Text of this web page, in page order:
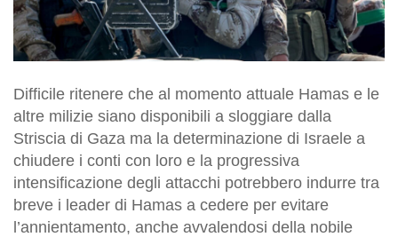
Difficile ritenere che al momento attuale Hamas e le
altre milizie siano disponibili a sloggiare dalla
Striscia di Gaza ma la determinazione di Israele a
chiudere i conti con loro e la progressiva
intensificazione degli attacchi potrebbero indurre tra
breve i leader di Hamas a cedere per evitare
l’annientamento, anche avvalendosi della nobile